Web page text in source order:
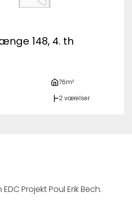
148, 4. th
76m²
2 værelser
Projekt Poul Erik Bech.